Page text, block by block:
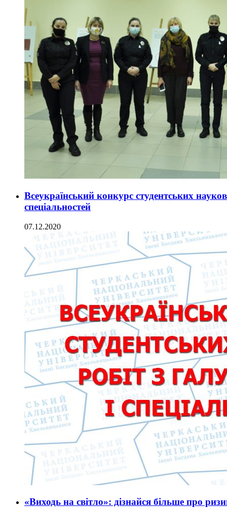
Всеукраїнський конкурс студентських
спеціальностей
07.12.2020
«Виходь на світло»: дізнайся більше про